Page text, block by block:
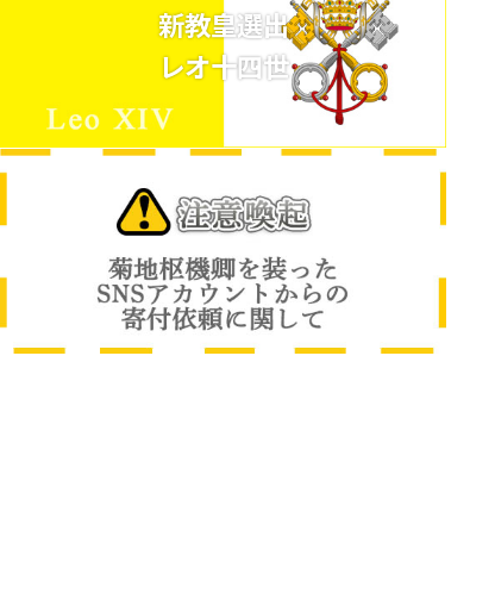
新教皇選出
レオ十四世